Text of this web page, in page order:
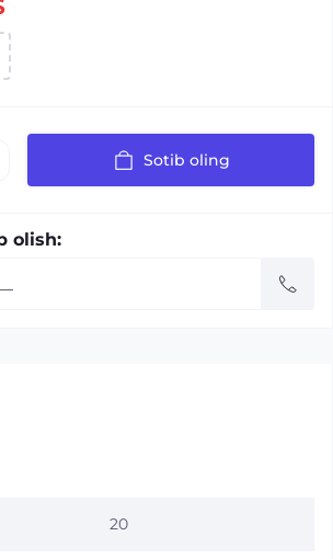
Sotib oling
olish:
20